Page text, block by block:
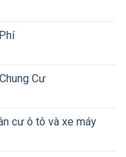
Cư
cư ô tô và xe máy